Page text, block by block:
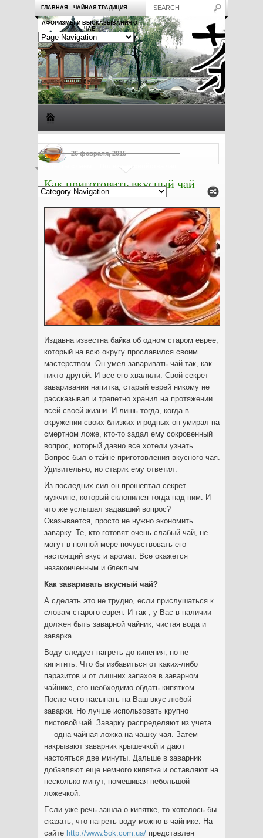
ГЛАВНАЯ ЧАЙНАЯ ТРАДИЦИЯ
АФОРИЗМЫ И ВЫСКАЗЫВАНИЯ О
ЧАЕ
Рецепты с чаем Полезные свойства чая
26 февраля, 2015
Как приготовить вкусный чай
Издавна известна байка об одном старом еврее,
который на всю округу прославился своим
мастерством. Он умел заваривать чай так, как
никто другой. И все его хвалили. Свой секрет
заваривания напитка, старый еврей никому не
рассказывал и трепетно хранил на протяжении
всей своей жизни. И лишь тогда, когда в
окружении своих близких и родных он умирал на
смертном ложе, кто-то задал ему сокровенный
вопрос, который давно все хотели узнать.
Вопрос был о тайне приготовления вкусного чая.
Удивительно, но старик ему ответил.
Из последних сил он прошептал секрет
мужчине, который склонился тогда над ним. И
что же услышал задавший вопрос?
Оказывается, просто не нужно экономить
заварку. Те, кто готовят очень слабый чай, не
могут в полной мере почувствовать его
настоящий вкус и аромат. Все окажется
незаконченным и блеклым.
Как заваривать вкусный чай?
А сделать это не трудно, если прислушаться к
словам старого еврея. И так , у Вас в наличии
должен быть заварной чайник, чистая вода и
заварка.
Воду следует нагреть до кипения, но не
кипятить. Что бы избавиться от каких-либо
паразитов и от лишних запахов в заварном
чайнике, его необходимо обдать кипятком.
После чего насыпать на Ваш вкус любой
заварки. Но лучше использовать крупно
листовой чай. Заварку распределяют из учета
— одна чайная ложка на чашку чая. Затем
накрывают заварник крышечкой и дают
настояться две минуты. Дальше в заварник
добавляют еще немного кипятка и оставляют на
несколько минут, помешивая небольшой
ложечкой.
Если уже речь зашла о кипятке, то хотелось бы
сказать, что нагреть воду можно в чайнике. На
сайте http://www.5ok.com.ua/ представлен